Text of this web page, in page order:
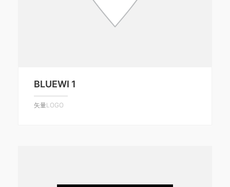
BLUEWI 1
矢量LOGO